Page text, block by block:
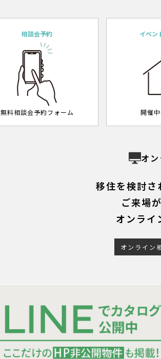
相談会予約
無料相談会予約フォーム
イベン
開催
オ
移住を検討さ
ご来場
オンライ
オンライン